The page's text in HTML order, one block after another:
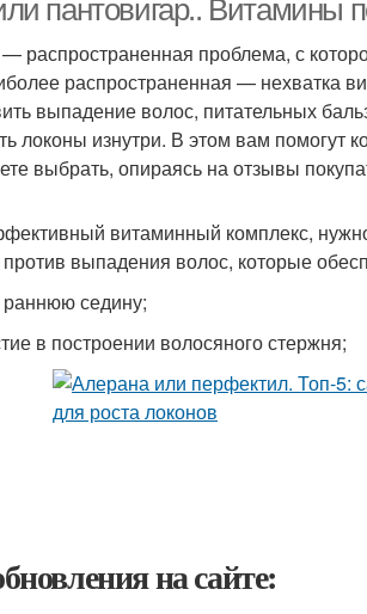
пантовигар.. Витамины
распространенная проблема, с
распространенная — нехватка
выпадение волос, питательных
локоны изнутри. В этом вам помогут
выбрать, опираясь на отзывы
витаминный комплекс,
выпадения волос, которые
седину;
в построении волосяного стержня;
на сайте: